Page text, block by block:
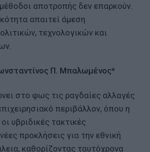
αποτροπής δεν επαρκούν.
απαιτεί άμεση
τεχνολογικών και
Π. Μπαλωμένος*
στο φως τις ραγδαίες αλλαγές
περιβάλλον, όπου η
υβριδικές τακτικές
προκλήσεις για την εθνική
καθορίζοντας ταυτόχρονα